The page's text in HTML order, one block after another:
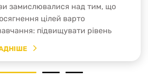
ви замислювалися над тим, що
цілей варто
підвищувати рівень
Для цього є ціла низка причин.
1 2 3